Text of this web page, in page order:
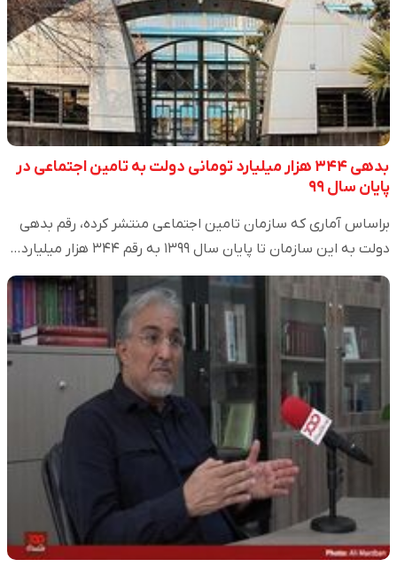
بدهی ۳۴۴ هزار میلیارد تومانی دولت به تامین اجتماعی در
پایان سال ۹۹
براساس آماری که سازمان تامین اجتماعی منتشر کرده، رقم بدهی
دولت به این سازمان تا پایان سال ۱۳۹۹ به رقم ۳۴۴ هزار میلیارد…